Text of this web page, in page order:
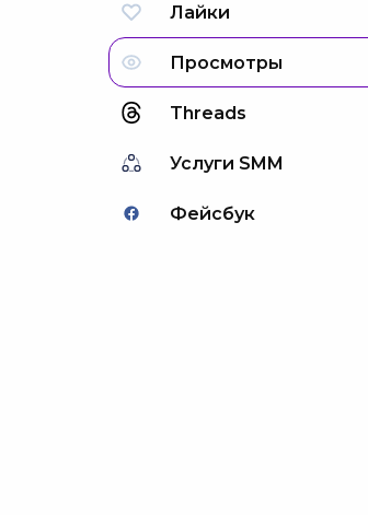
Лайки
Просмотры
Threads
Услуги SMM
Фейсбук